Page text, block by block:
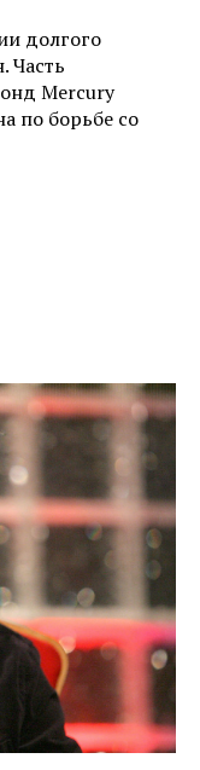
долгого
Часть
Mercury
по борьбе со